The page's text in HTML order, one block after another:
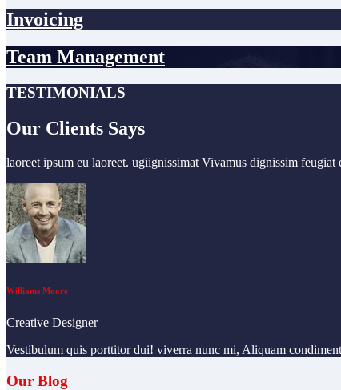
Invoicing
Team Management
TESTIMONIALS
Our Clients Says
laoreet ipsum eu laoreet. ugiignissimat Vivamus dignissim feugiat
Williams Moore
Creative Designer
Vestibulum quis porttitor dui! viverra nunc mi, Aliquam
Our Blog